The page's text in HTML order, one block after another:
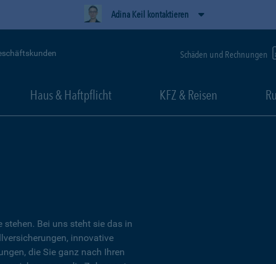
Adina Keil kontaktieren
Schäden und Rechnungen
Haus & Haftpflicht KFZ & Reisen
stehen. Bei uns steht sie das in
innovative
die Sie ganz nach Ihren